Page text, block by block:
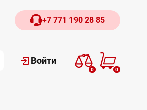
+7 771 190 28 85
Войти
0 0